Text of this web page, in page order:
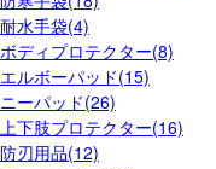
耐水手袋(4)
ボディプロテクター(8)
エルボーパッド(15)
ニーパッド(26)
上下肢プロテクター(16)
防刃用品(12)